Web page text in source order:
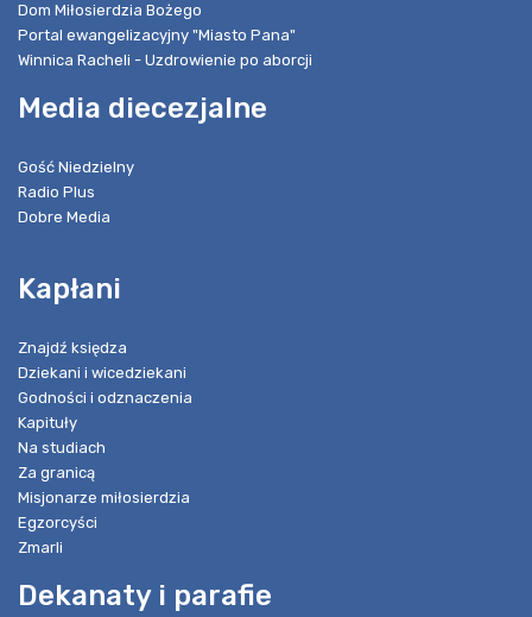
Dom Miłosierdzia Bożego
Portal ewangelizacyjny "Miasto Pana"
Winnica Racheli - Uzdrowienie po aborcji
Media diecezjalne
Gość Niedzielny
Radio Plus
Dobre Media
Kapłani
Znajdź księdza
Dziekani i wicedziekani
Godności i odznaczenia
Kapituły
Na studiach
Za granicą
Misjonarze miłosierdzia
Egzorcyści
Zmarli
Dekanaty i parafie